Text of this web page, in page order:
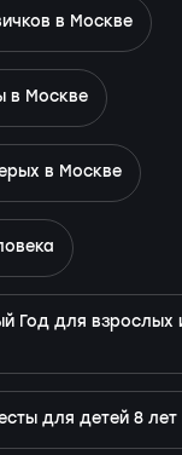
в Москве
в Москве
в Москве
Год для взрослых
для детей 8